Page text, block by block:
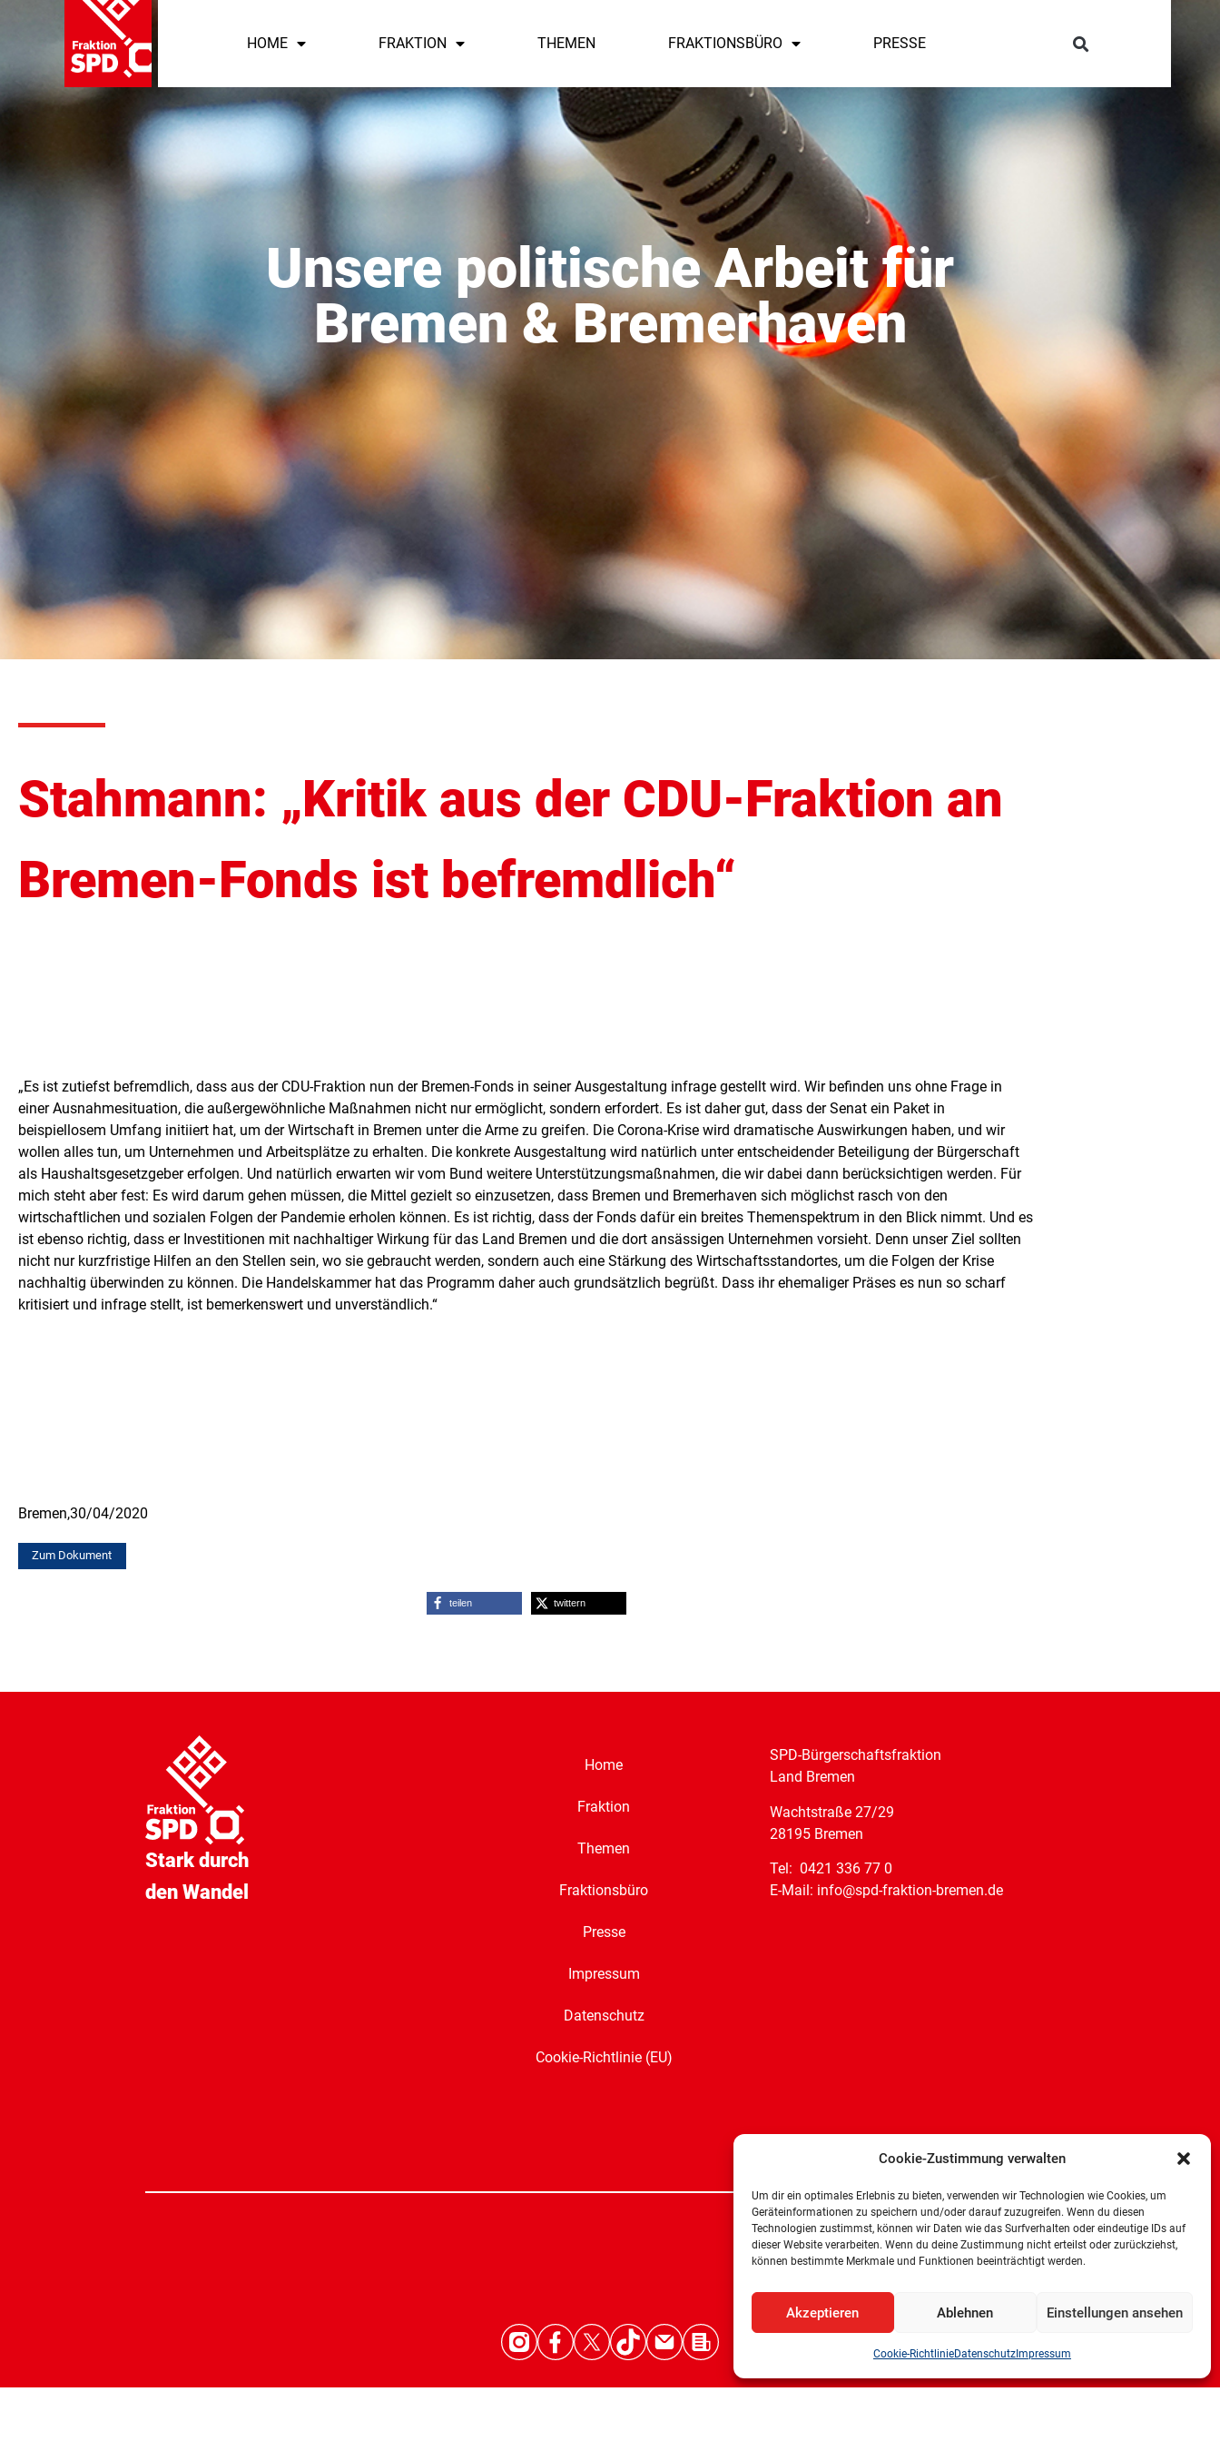
Cookie-Zustimmung verwalten
Um dir ein optimales Erlebnis zu bieten, verwenden wir Technologien wie Cookies, um
Geräteinformationen zu speichern und/oder darauf zuzugreifen. Wenn du diesen
Technologien zustimmst, können wir Daten wie das Surfverhalten oder eindeutige IDs auf
dieser Website verarbeiten. Wenn du deine Zustimmung nicht erteilst oder zurückziehst,
können bestimmte Merkmale und Funktionen beeinträchtigt werden.
Akzeptieren Ablehnen Einstellungen ansehen
Cookie-RichtlinieDatenschutzImpressum
HOME FRAKTION THEMEN FRAKTIONSBÜRO PRESSE
Unsere politische Arbeit für
Bremen & Bremerhaven
Stahmann: „Kritik aus der CDU-Fraktion an
Bremen-Fonds ist befremdlich“
„Es ist zutiefst befremdlich, dass aus der CDU-Fraktion nun der Bremen-Fonds in seiner Ausgestaltung infrage gestellt wird. Wir befinden uns ohne Frage in
einer Ausnahmesituation, die außergewöhnliche Maßnahmen nicht nur ermöglicht, sondern erfordert. Es ist daher gut, dass der Senat ein Paket in
beispiellosem Umfang initiiert hat, um der Wirtschaft in Bremen unter die Arme zu greifen. Die Corona-Krise wird dramatische Auswirkungen haben, und wir
wollen alles tun, um Unternehmen und Arbeitsplätze zu erhalten. Die konkrete Ausgestaltung wird natürlich unter entscheidender Beteiligung der Bürgerschaft
als Haushaltsgesetzgeber erfolgen. Und natürlich erwarten wir vom Bund weitere Unterstützungsmaßnahmen, die wir dabei dann berücksichtigen werden. Für
mich steht aber fest: Es wird darum gehen müssen, die Mittel gezielt so einzusetzen, dass Bremen und Bremerhaven sich möglichst rasch von den
wirtschaftlichen und sozialen Folgen der Pandemie erholen können. Es ist richtig, dass der Fonds dafür ein breites Themenspektrum in den Blick nimmt. Und es
ist ebenso richtig, dass er Investitionen mit nachhaltiger Wirkung für das Land Bremen und die dort ansässigen Unternehmen vorsieht. Denn unser Ziel sollten
nicht nur kurzfristige Hilfen an den Stellen sein, wo sie gebraucht werden, sondern auch eine Stärkung des Wirtschaftsstandortes, um die Folgen der Krise
nachhaltig überwinden zu können. Die Handelskammer hat das Programm daher auch grundsätzlich begrüßt. Dass ihr ehemaliger Präses es nun so scharf
kritisiert und infrage stellt, ist bemerkenswert und unverständlich.“
Bremen,30/04/2020
Zum Dokument
teilen twittern
Stark durch
den Wandel
Home
Fraktion
Themen
Fraktionsbüro
Presse
Impressum
Datenschutz
Cookie-Richtlinie (EU)
SPD-Bürgerschaftsfraktion
Land Bremen
Wachtstraße 27/29
28195 Bremen
Tel: 0421 336 77 0
E-Mail: info@spd-fraktion-bremen.de